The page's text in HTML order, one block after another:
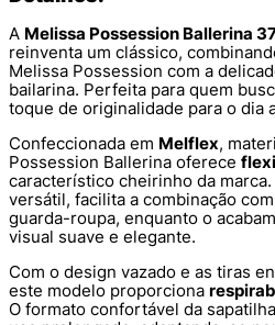
A Melissa Possession Ballerina
reinventa um clássico,
Melissa Possession com a
bailarina. Perfeita para quem
toque de originalidade para o dia
Confeccionada em Melflex,
Possession Ballerina oferece
característico cheirinho da
versátil, facilita a combinação
guarda-roupa, enquanto o
visual suave e elegante.
Com o design vazado e as tiras
este modelo proporciona
O formato confortável da